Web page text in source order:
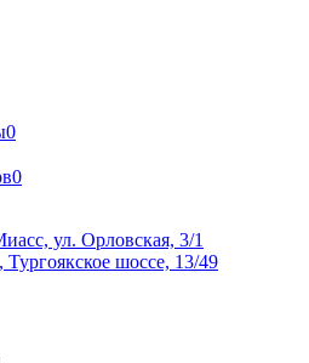
0
0
ул. Орловская, 3/1
шоссе, 13/49